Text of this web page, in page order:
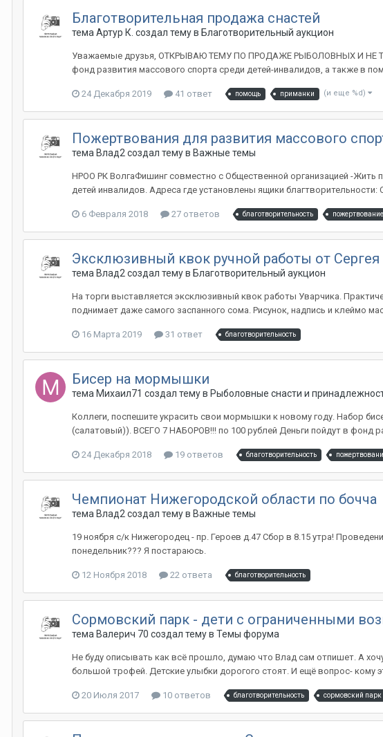
Благотворительная продажа снастей
тема Артур К. создал тему в Благотворительный аукцион
Уважаемые друзья, ОТКРЫВАЮ ТЕМУ ПО ПРОДАЖЕ РЫБОЛОВНЫХ И НЕ
фонд развития массового спорта среди детей-инвалидов, а также в
24 Декабря 2019 41 ответ помощь приманки (и еще %d)
Пожертвования для развития массового
тема Влад2 создал тему в Важные темы
НРОО РК ВолгаФишинг совместно с Общественной организацией -Жить
детей инвалидов. Адреса где установлены ящики
6 Февраля 2018 27 ответов благотворительность пожертвование
Эксклюзивный квок ручной работы от Сергея
тема Влад2 создал тему в Благотворительный аукцион
На торги выставляется эксклюзивный квок работы Уварчика.
поднимает даже самого заспанного сома. Рисунок, надпись и клеймо
16 Марта 2019 31 ответ благотворительность
Бисер на мормышки
тема Михаил71 создал тему в Рыболовные снасти и
Коллеги, поспешите украсить свои мормышки к новому году. Набор
(салатовый)). ВСЕГО 7 НАБОРОВ!!! по 100 рублей Деньги пойдут в фонд
24 Декабря 2018 19 ответов благотворительность
Чемпионат Нижегородской области по бочча
тема Влад2 создал тему в Важные темы
19 ноября с/к Нижегородец - пр. Героев д.47 Сбор в 8.15 утра!
понедельник??? Я постараюсь.
12 Ноября 2018 22 ответа благотворительность
Сормовский парк - дети с ограниченными
тема Валерич 70 создал тему в Темы форума
Не буду описывать как всё прошло, думаю что Влад сам отпишет. А
большой трофей. Детские улыбки дорогого стоят. И ещё вопрос- кому
20 Июля 2017 10 ответов благотворительность сормовский парк